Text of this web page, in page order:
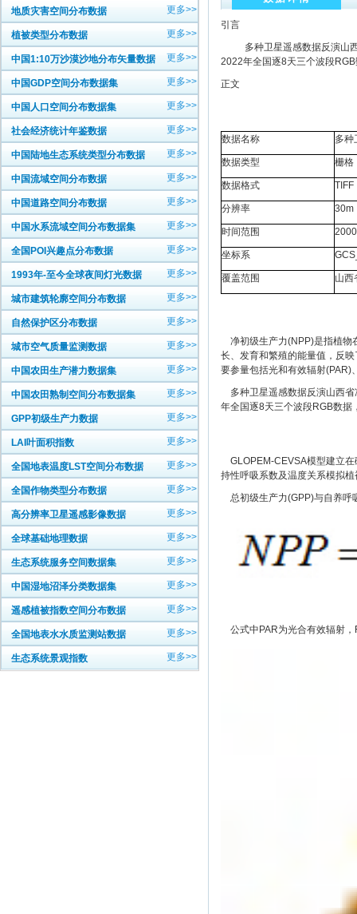
地质灾害空间分布数据 更多>>
植被类型分布数据 更多>>
中国1:10万沙漠沙地分布矢量数据 更多>>
中国GDP空间分布数据集 更多>>
中国人口空间分布数据集 更多>>
社会经济统计年鉴数据 更多>>
中国陆地生态系统类型分布数据 更多>>
中国流域空间分布数据 更多>>
中国道路空间分布数据 更多>>
中国水系流域空间分布数据集 更多>>
全国POI兴趣点分布数据 更多>>
1993年-至今全球夜间灯光数据 更多>>
城市建筑轮廓空间分布数据 更多>>
自然保护区分布数据 更多>>
城市空气质量监测数据 更多>>
中国农田生产潜力数据集 更多>>
中国农田熟制空间分布数据集 更多>>
GPP初级生产力数据 更多>>
LAI叶面积指数 更多>>
全国地表温度LST空间分布数据 更多>>
全国作物类型分布数据 更多>>
高分辨率卫星遥感影像数据 更多>>
全球基础地理数据 更多>>
生态系统服务空间数据集 更多>>
中国湿地沼泽分类数据集 更多>>
遥感植被指数空间分布数据 更多>>
全国地表水水质监测站数据 更多>>
生态系统景观指数 更多>>
引言
多种卫星遥感数据反演山西
2022年全国逐8天三个波段
正文
数据名称 多种
数据类型 栅格
数据格式 TIFF
分辨率 30m
时间范围
坐标系
覆盖范围 山西
净初级生产力(NPP)是指植物
长、发育和繁殖的能量值，反
要参量包括光和有效辐射(PAR)
多种卫星遥感数据反演山西省
年全国逐8天三个波段RGB数
GLOPEM-CEVSA模型建立在
持性呼吸系数及温度关系模拟
总初级生产力(GPP)与自养呼
公式中PAR为光合有效辐射，